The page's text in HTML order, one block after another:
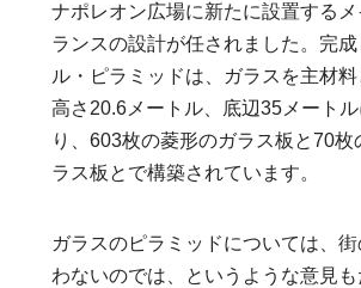
ナポレオン広場に新たに設置するメ
ランスの設計が任されました。完
ル・ピラミッドは、ガラスを主材料
高さ20.6メートル、底辺35メート
り、603枚の菱形のガラス板と70枚
ラス板とで構築されています。
ガラスのピラミッドについては、
わないのでは、というような意見